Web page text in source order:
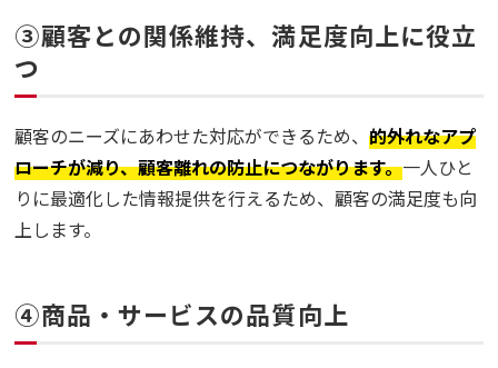
③顧客との関係維持、満足度向上に役立
つ
顧客のニーズにあわせた対応ができるため、的外れなアプ
ローチが減り、顧客離れの防止につながります。一人ひと
りに最適化した情報提供を行えるため、顧客の満足度も向
上します。
④商品・サービスの品質向上